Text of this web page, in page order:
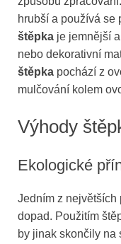
hrubší a používá se
štěpka je jemnější
nebo dekorativní
štěpka pochází z
mulčování kolem
Výhody
Ekologické
Jedním z
dopad. Použitím
by jinak skončily na